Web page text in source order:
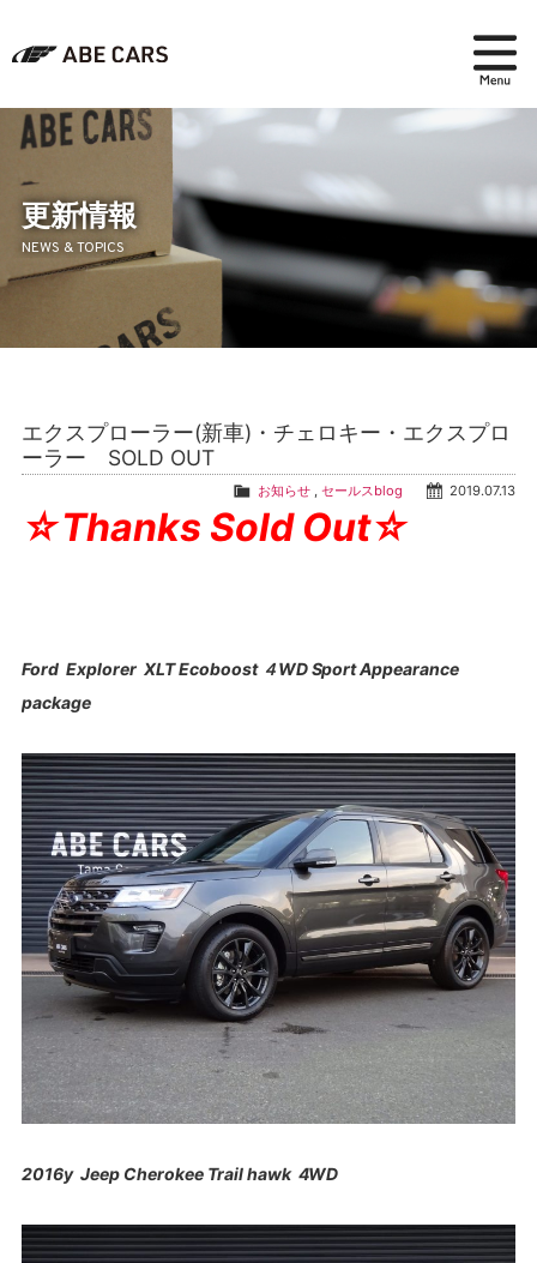
在庫検索
パーツ＆アクセサリー
アフターセールス
採用情報
更新情報
NEWS & TOPICS
エクスプローラー(新車)・チェロキー・エクスプロ
ーラー SOLD OUT
2019.07.13
お知らせ ,セールスblog
☆Thanks Sold Out☆
Ford Explorer XLT Ecoboost ４WD Sport Appearance
package
2016y Jeep Cherokee Trail hawk 4WD